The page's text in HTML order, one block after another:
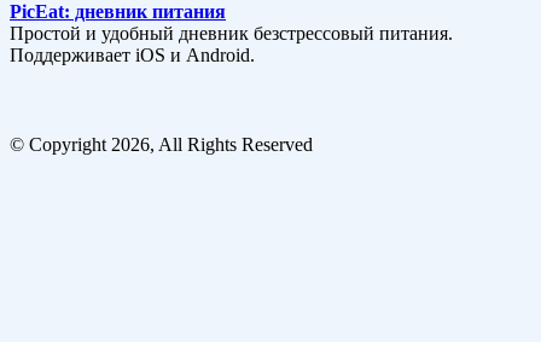
PicEat: дневник питания
Простой и удобный дневник безстрессовый питания.
Поддерживает iOS и Android.
© Copyright 2026, All Rights Reserved